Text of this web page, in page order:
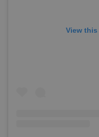
View